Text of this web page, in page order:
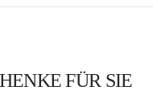
FÜR SIE